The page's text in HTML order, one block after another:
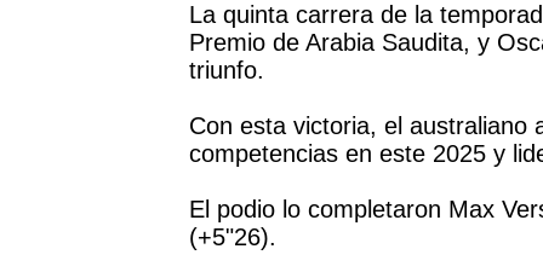
La quinta carrera de la
Premio de Arabia Saudita, y
triunfo.
Con esta victoria, el australiano
competencias en este 2025 y
El podio lo completaron Max
(+5"26).